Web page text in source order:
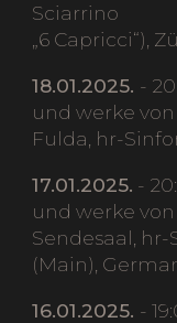
Sciarrino
„6 Capricci“),
18.01.2025. -
und werke
Fulda, hr-
17.01.2025. -
und werke
Sendesaal,
(Main),
16.01.2025. -